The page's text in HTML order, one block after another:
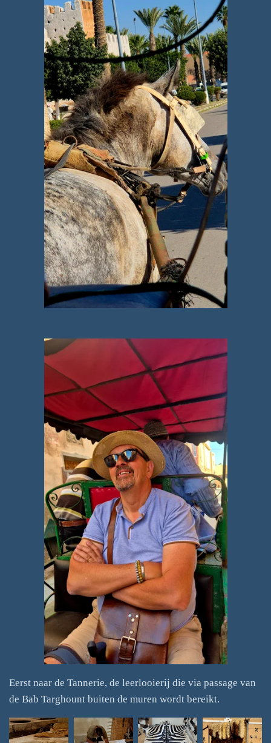
Eerst naar de Tannerie, de leerlooierij die via passage van
de Bab Targhount buiten de muren wordt bereikt.